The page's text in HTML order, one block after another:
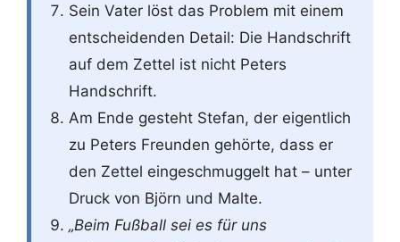
Sein Vater löst das Problem mit einem
entscheidenden Detail: Die Handschrift
auf dem Zettel ist nicht Peters
Handschrift.
Am Ende gesteht Stefan, der eigentlich
zu Peters Freunden gehörte, dass er
den Zettel eingeschmuggelt hat – unter
Druck von Björn und Malte.
„Beim Fußball sei es für uns